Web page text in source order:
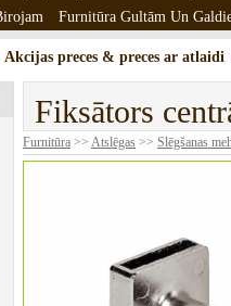
Akcijas preces & preces ar atlaidi
Fiksātors
Furnitūra >> Atslēgas >> Slēgšanas
Furnitūra Gultām Un